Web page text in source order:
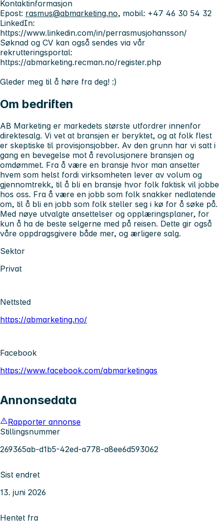
Kontaktinformasjon
Epost: rasmus@abmarketing.no, mobil: +47 46 30 54 32
LinkedIn:
https://www.linkedin.com/in/perrasmusjohansson/
Søknad og CV kan også sendes via vår
rekrutteringsportal:
https://abmarketing.recman.no/register.php
Gleder meg til å høre fra deg! :)
Om bedriften
AB Marketing er markedets største utfordrer innenfor
direktesalg. Vi vet at bransjen er beryktet, og at folk flest
er skeptiske til provisjonsjobber. Av den grunn har vi satt i
gang en bevegelse mot å revolusjonere bransjen og
omdømmet. Fra å være en bransje hvor man ansetter
hvem som helst fordi virksomheten lever av volum og
gjennomtrekk, til å bli en bransje hvor folk faktisk vil jobbe
hos oss. Fra å være en jobb som folk snakker nedlatende
om, til å bli en jobb som folk steller seg i kø for å søke på.
Med nøye utvalgte ansettelser og opplæringsplaner, for
kun å ha de beste selgerne med på reisen. Dette gir også
våre oppdragsgivere både mer, og ærligere salg.
Sektor
Privat
Nettsted
https://abmarketing.no/
Facebook
https://www.facebook.com/abmarketingas
Annonsedata
Rapporter annonse
Stillingsnummer
269365ab-d1b5-42ed-a778-a8ee6d593062
Sist endret
13. juni 2026
Hentet fra